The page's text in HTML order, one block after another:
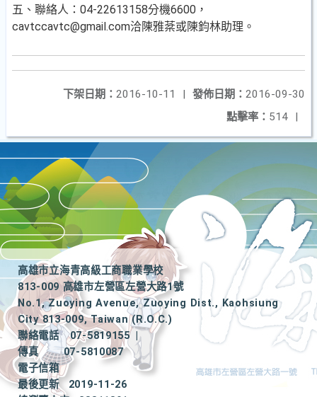
五、聯絡人：04-22613158分機6600，
cavtccavtc@gmail.com洽陳雅棻或陳鈞林助理。
發佈日期： 2016-09-30
下架日期： 2016-10-11
|
點擊率： 514 |
高雄市立海青高級工商職業學校
813-009 高雄市左營區左營大路1號
No.1, Zuoying Avenue, Zuoying Dist., Kaohsiung
City 813-009, Taiwan (R.O.C.)
聯絡電話
07-5819155
|
傳真
07-5810087
電子信箱
最後更新
2019-11-26